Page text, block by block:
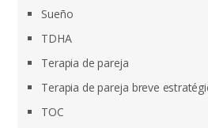
Sueño
TDHA
Terapia de pareja
Terapia de pareja breve
TOC